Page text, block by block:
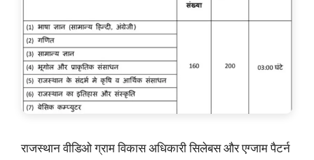
राजस्थान वीडिओ ग्राम विकास अधिकारी सिलेबस और एग्जाम पैटर्न